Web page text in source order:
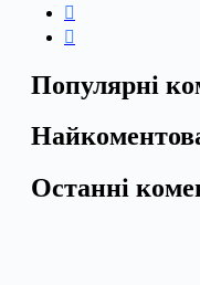
Популярні
Останні